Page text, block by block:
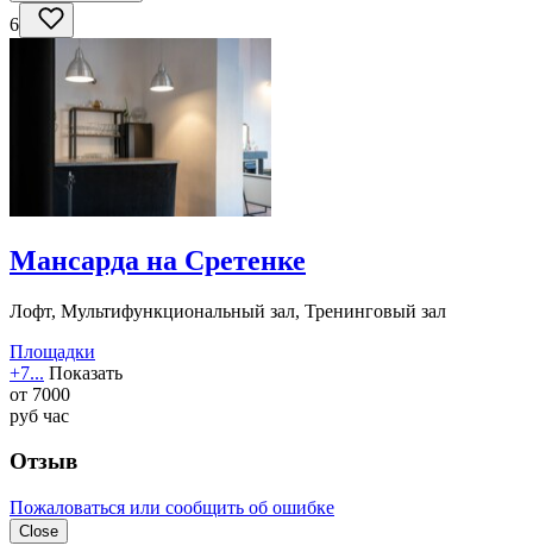
6
Мансарда на Сретенке
Лофт, Мультифункциональный зал, Тренинговый зал
Площадки
+7... Показать
от 7000
руб час
Отзыв
Пожаловаться или сообщить об ошибке
Close